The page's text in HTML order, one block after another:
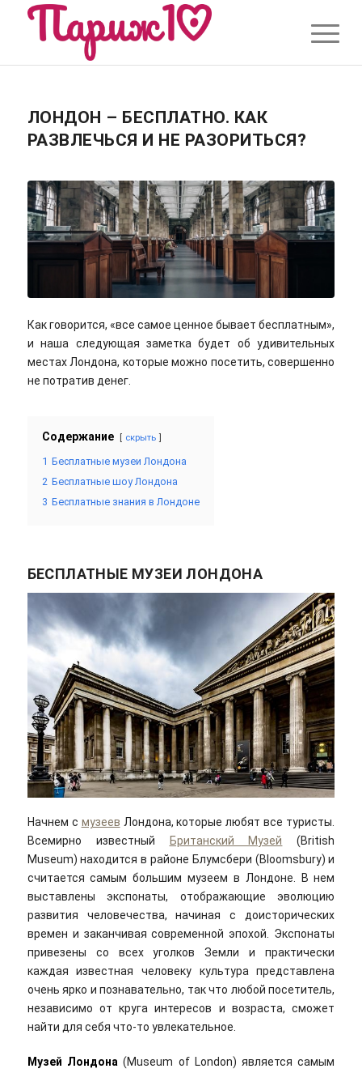
ЛОНДОН – БЕСПЛАТНО. КАК
РАЗВЛЕЧЬСЯ И НЕ РАЗОРИТЬСЯ?
Как говорится, «все самое ценное бывает бесплатным»,
и наша следующая заметка будет об удивительных
местах Лондона, которые можно посетить, совершенно
не потратив денег.
Содержание скрыть
1 Бесплатные музеи Лондона
2 Бесплатные шоу Лондона
3 Бесплатные знания в Лондоне
БЕСПЛАТНЫЕ МУЗЕИ ЛОНДОНА
Начнем с музеев Лондона, которые любят все туристы.
Всемирно известный
Британский Музей (British
Museum) находится в районе Блумсбери (Bloomsbury) и
считается самым большим музеем в Лондоне. В нем
выставлены экспонаты, отображающие эволюцию
развития человечества, начиная с доисторических
времен и заканчивая современной эпохой. Экспонаты
привезены со всех уголков Земли и практически
каждая известная человеку культура представлена
очень ярко и познавательно, так что любой посетитель,
независимо от круга интересов и возраста, сможет
найти для себя что-то увлекательное.
Музей Лондона (Museum of London) является самым